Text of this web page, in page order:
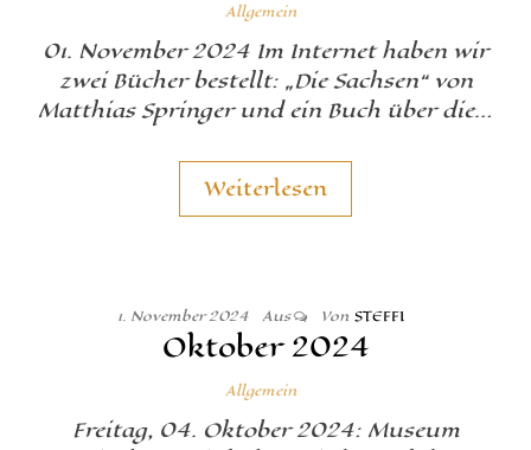
Allgemein
01. November 2024 Im Internet haben wir
zwei Bücher bestellt: „Die Sachsen“ von
Matthias Springer und ein Buch über die…
Weiterlesen
1. November 2024 Aus Von STEFFI
Oktober 2024
Allgemein
Freitag, 04. Oktober 2024: Museum